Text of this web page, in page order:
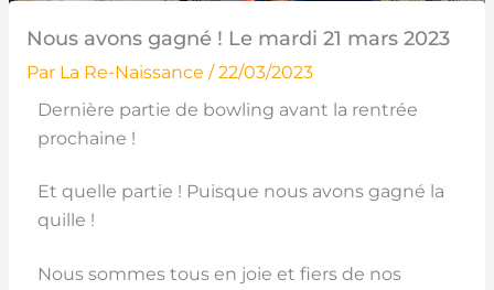
Nous avons gagné ! Le mardi 21 mars 2023
Par La Re-Naissance /22/03/2023
Dernière partie de bowling avant la rentrée
prochaine !
Et quelle partie ! Puisque nous avons gagné la
quille !
Nous sommes tous en joie et fiers de nos